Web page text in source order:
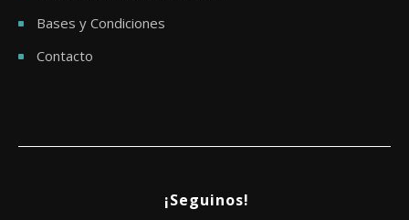
Bases y Condiciones
Contacto
¡Seguinos!